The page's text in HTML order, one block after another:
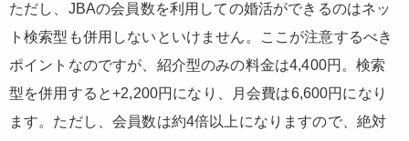
ただし、JBAの会員数を利用しての婚活ができるのはネッ
ト検索型も併用しないといけません。ここが注意するべき
ポイントなのですが、紹介型のみの料金は4,400円。検索
型を併用すると+2,200円になり、月会費は6,600円になり
ます。ただし、会員数は約4倍以上になりますので、絶対